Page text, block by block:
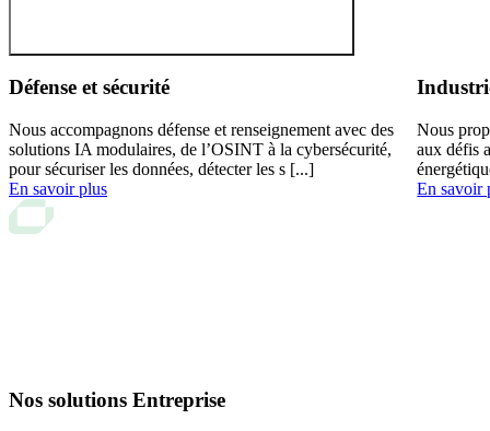
Défense et sécurité
Nous accompagnons défense et renseignement avec des
solutions IA modulaires, de l’OSINT à la cybersécurité,
pour sécuriser les données, détecter les s [...]
En savoir plus
Nous
aux défis
En savoir
Nos solutions Entreprise